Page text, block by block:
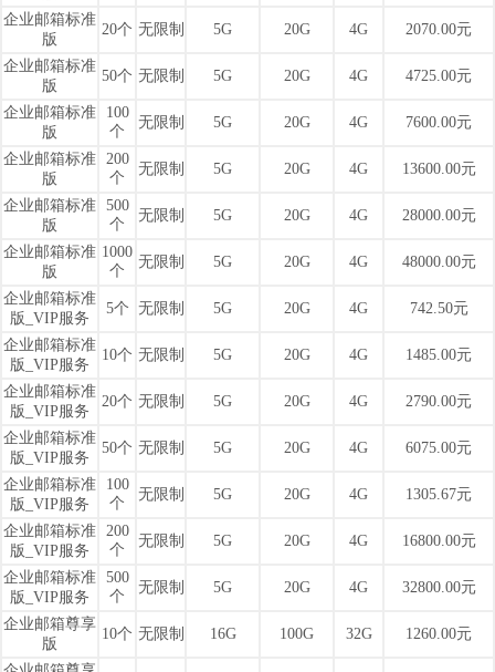
企业邮箱标准
版
20个 无限制 5G 20G 4G 2070.00元
企业邮箱标准
版
50个 无限制 5G 20G 4G 4725.00元
企业邮箱标准
版
100
个
无限制 5G 20G 4G 7600.00元
企业邮箱标准
版
200
个
无限制 5G 20G 4G 13600.00元
企业邮箱标准
版
500
个
无限制 5G 20G 4G 28000.00元
企业邮箱标准
版
1000
个
无限制 5G 20G 4G 48000.00元
企业邮箱标准
版_VIP服务
5个 无限制 5G 20G 4G 742.50元
企业邮箱标准
版_VIP服务
10个 无限制 5G 20G 4G 1485.00元
企业邮箱标准
版_VIP服务
20个 无限制 5G 20G 4G 2790.00元
企业邮箱标准
版_VIP服务
50个 无限制 5G 20G 4G 6075.00元
企业邮箱标准
版_VIP服务
100
个
无限制 5G 20G 4G 1305.67元
企业邮箱标准
版_VIP服务
200
个
无限制 5G 20G 4G 16800.00元
企业邮箱标准
版_VIP服务
500
个
无限制 5G 20G 4G 32800.00元
企业邮箱尊享
版
10个 无限制 16G 100G 32G 1260.00元